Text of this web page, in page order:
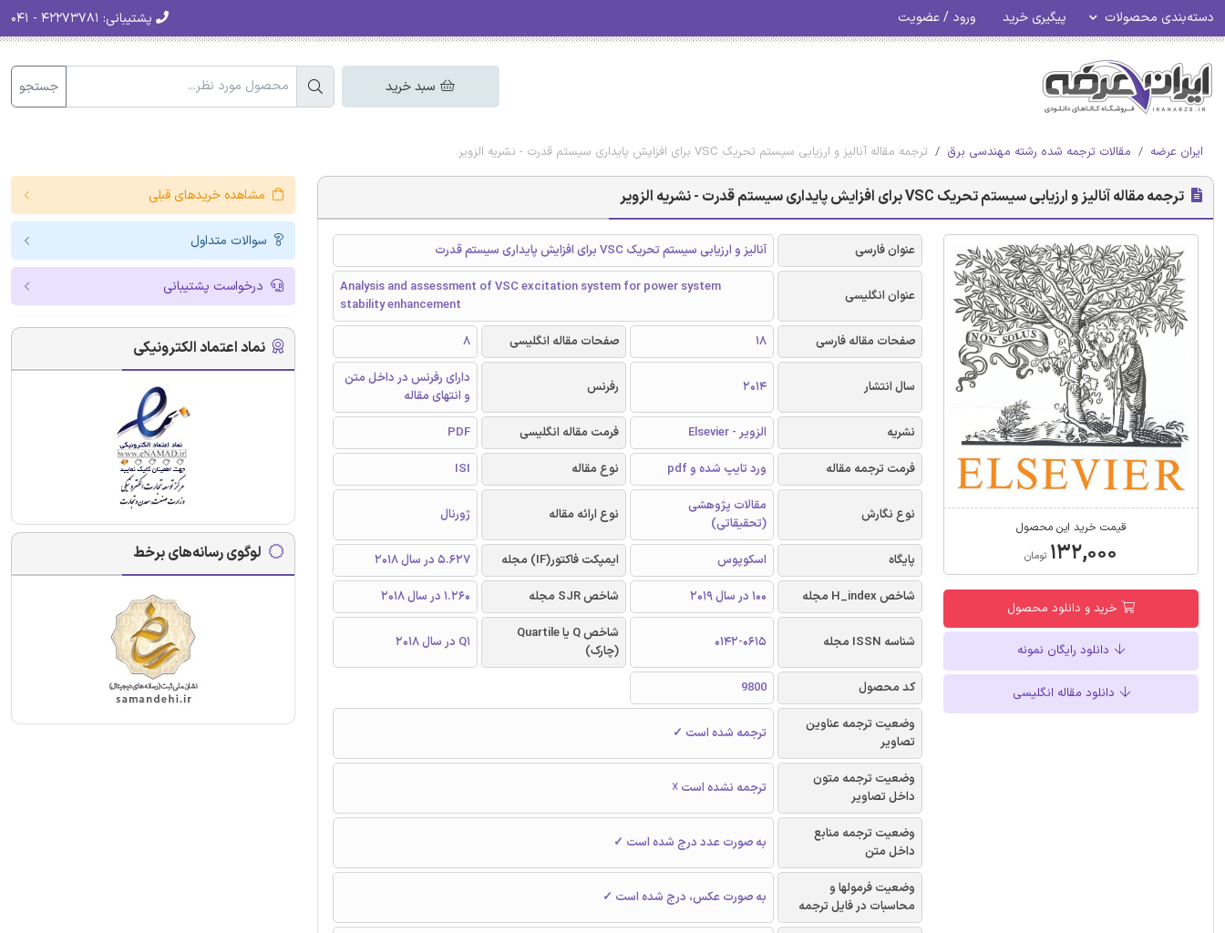
دسته‌بندی محصولات پیگیری خرید ورود / عضویت پشتیبانی:
سبد خرید جستجو
ایران عرضه مقالات ترجمه شده رشته مهندسی برق ترجمه مقاله آنالیز و ارزیابی سیستم تحریک VSC برای افزایش پایداری سیستم قدرت - نشریه الزویر
ترجمه مقاله آنالیز و ارزیابی سیستم تحریک VSC برای افزایش پایداری سیستم قدرت - نشریه الزویر
قیمت خرید این محصول
۱۳۲,۰۰۰ تومان
خرید و دانلود محصول
دانلود رایگان نمونه
دانلود مقاله انگلیسی
عنوان فارسی آنالیز و ارزیابی سیستم تحریک VSC برای افزایش پایداری سیستم قدرت
عنوان انگلیسی
Analysis and assessment of VSC excitation system for power system
stability enhancement
صفحات مقاله فارسی
18 صفحات مقاله انگلیسی 8
سال انتشار 2014 رفرنس
دارای رفرنس در داخل متن
و انتهای مقاله
نشریه
الزویر - Elsevier فرمت مقاله انگلیسی
PDF
فرمت ترجمه مقاله
ورد تایپ شده و pdf نوع مقاله ISI
نوع نگارش
مقالات پژوهشی
(تحقیقاتی)
نوع ارائه مقاله ژورنال
پایگاه اسکوپوس ایمپکت فاکتور(IF) مجله
5.627 در سال 2018
شاخص H_index مجله
100 در سال 2019 شاخص SJR مجله 1.260 در سال 2018
شناسه ISSN مجله 0142-0615
شاخص Q یا Quartile
(چارک)
Q1 در سال 2018
کد محصول
9800
وضعیت ترجمه عناوین
تصاویر
ترجمه شده است ✓
وضعیت ترجمه متون
داخل تصاویر
ترجمه نشده است ☓
وضعیت ترجمه منابع
داخل متن
به صورت عدد درج شده است ✓
وضعیت فرمولها و
محاسبات در فایل ترجمه
به صورت عکس، درج شده است ✓
مشاهده خریدهای قبلی
سوالات متداول
درخواست پشتیبانی
نماد اعتماد الکترونیکی
لوگوی رسانه‌های برخط